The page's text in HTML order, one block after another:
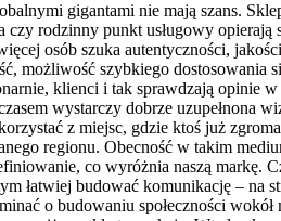
gigantami nie mają szans.
rodzinny punkt usługowy
osób szuka autentyczności,
możliwość szybkiego
klienci i tak sprawdzają
wystarczy dobrze uzupełnona
z miejsc, gdzie ktoś już
regionu. Obecność w takim
co wyróżnia naszą
łatwiej budować komunikację – na
o budowaniu społeczności